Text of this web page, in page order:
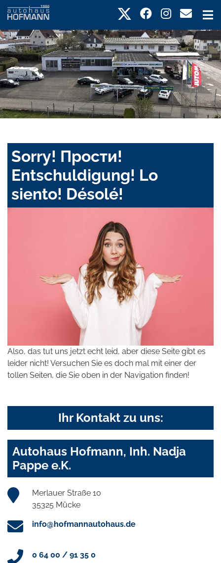
Sorry! Прости!
Entschuldigung! Lo
siento! Désolé!
Also, das tut uns jetzt echt leid, aber diese Seite gibt es
leider nicht! Versuchen Sie es doch mal mit einer der
tollen Seiten, die Sie oben in der Navigation finden!
Ihr Kontakt zu uns:
Autohaus Hofmann, Inh. Nadja
Pappe e.K.
Merlauer Straße 10
35325 Mücke
info@hofmannautohaus.de
0 64 00 / 91 35 0